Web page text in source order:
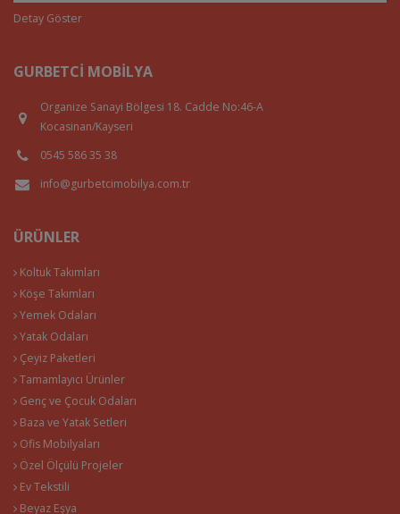
Detay Göster
GURBETCI MOBILYA
Organize Sanayi Bölgesi 18. Cadde No:46-A
Kocasinan/Kayseri
0545 586 35 38
info@gurbetcimobilya.com.tr
ÜRÜNLER
Koltuk Takımları
Köşe Takımları
Yemek Odaları
Yatak Odaları
Çeyiz Paketleri
Tamamlayıcı Ürünler
Genç ve Çocuk Odaları
Baza ve Yatak Setleri
Ofis Mobilyaları
Özel Ölçülü Projeler
Ev Tekstili
Beyaz Eşya